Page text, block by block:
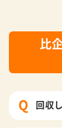
比
Q 回収